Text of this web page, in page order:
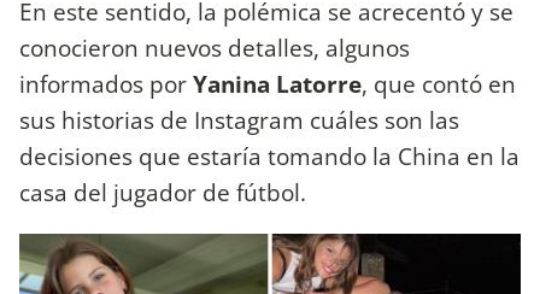
En este sentido, la polémica se acrecentó y se
conocieron nuevos detalles, algunos
informados porYanina Latorre, que contó en
sus historias de Instagram cuáles son las
decisiones que estaría tomando la China en la
casa del jugador de fútbol.